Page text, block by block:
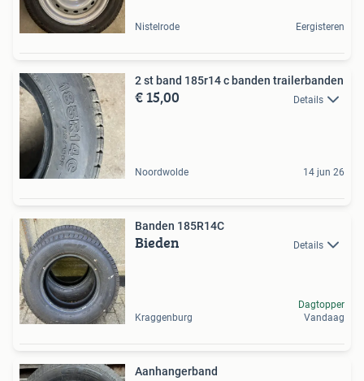
Nistelrode Eergisteren
2 st band 185r14 c banden trailerbanden
€ 15,00 Details
Noordwolde 14 jun 26
Banden 185R14C
Bieden Details
Kraggenburg
Dagtopper
Vandaag
Aanhangerband